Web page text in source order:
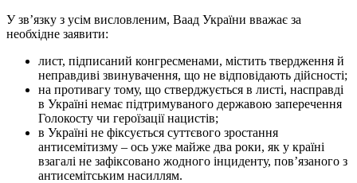
У зв’язку з усім висловленим, Ваад України вважає за
необхідне заявити:
лист, підписаний конгресменами, містить твердження й
неправдиві звинувачення, що не відповідають дійсності;
на противагу тому, що стверджується в листі, насправді
в Україні немає підтримуваного державою заперечення
Голокосту чи героїзації нацистів;
в Україні не фіксується суттєвого зростання
антисемітизму – ось уже майже два роки, як у країні
взагалі не зафіксовано жодного інциденту, пов’язаного з
антисемітським насиллям.